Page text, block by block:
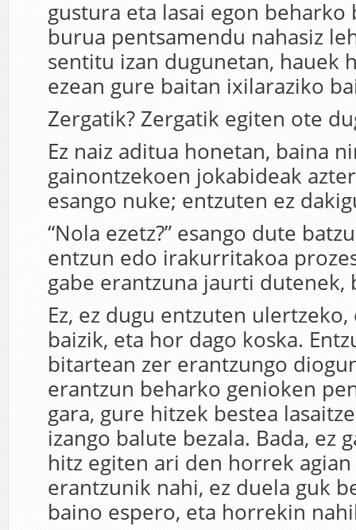
gustura eta lasai egon beharko
burua pentsamendu nahasiz
sentitu izan dugunetan, hauek
ezean gure baitan ixilaraziko
Zergatik? Zergatik egiten ote
Ez naiz aditua honetan, baina
gainontzekoen jokabideak
esango nuke; entzuten ez
“Nola ezetz?” esango dute
entzun edo irakurritakoa
gabe erantzuna jaurti dutenek,
Ez, ez dugu entzuten
baizik, eta hor dago koska.
bitartean zer erantzungo
erantzun beharko genioken
gara, gure hitzek bestea
izango balute bezala. Bada, ez
hitz egiten ari den horrek
erantzunik nahi, ez duela guk
baino espero, eta horrekin